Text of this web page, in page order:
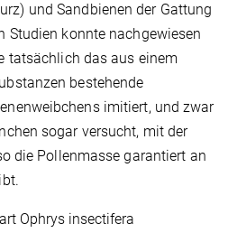
und Sandbienen der Gattung
Studien konnte nachgewiesen
tatsächlich das aus einem
bestehende
imitiert, und zwar
sogar versucht, mit der
die Pollenmasse garantiert an